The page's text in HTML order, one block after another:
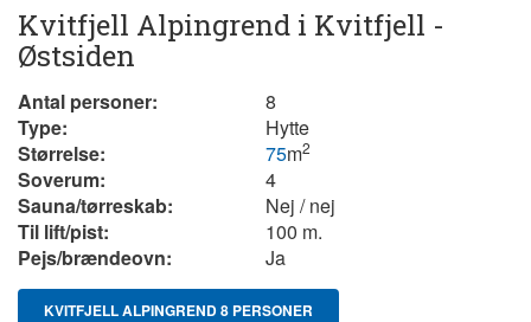
Kvitfjell Alpingrend i Kvitfjell -
Østsiden
Antal personer:
8
Type:
Hytte
Størrelse:
75m2
Soverum:
4
Sauna/tørreskab:
Nej / nej
Til lift/pist:
100 m.
Pejs/brændeovn:
Ja
KVITFJELL ALPINGREND 8 PERSONER